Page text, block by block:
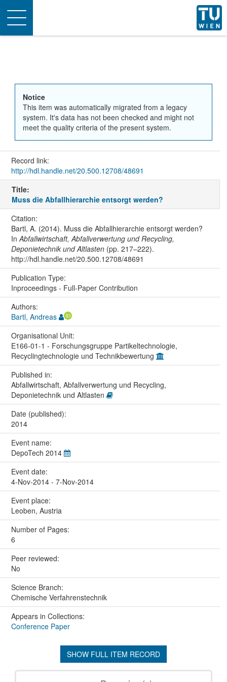
Toggle
navigation
Notice
This item was automatically migrated from a legacy
system. It's data has not been checked and might not
meet the quality criteria of the present system.
Record link:
http://hdl.handle.net/20.500.12708/48691
Title:
Muss die Abfallhierarchie entsorgt werden?
Citation:
Bartl, A. (2014). Muss die Abfallhierarchie entsorgt werden?
In Abfallwirtschaft, Abfallverwertung und Recycling,
Deponietechnik und Altlasten(pp. 217–222).
http://hdl.handle.net/20.500.12708/48691
Publication Type:
Inproceedings - Full-Paper Contribution
Authors:
Bartl, Andreas
Organisational Unit:
E166-01-1 - Forschungsgruppe Partikeltechnologie,
Recyclingtechnologie und Technikbewertung
Published in:
Abfallwirtschaft, Abfallverwertung und Recycling,
Deponietechnik und Altlasten
Date (published):
2014
Event name:
DepoTech 2014
Event date:
4-Nov-2014 - 7-Nov-2014
Event place:
Leoben, Austria
Number of Pages:
6
Peer reviewed:
No
Science Branch:
Chemische Verfahrenstechnik
Appears in Collections:
Conference Paper
SHOW FULL ITEM RECORD